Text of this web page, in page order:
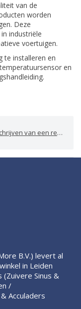
van de
worden
Deze
industriële
voertuigen.
te installeren en
en
van een review
B.V.) levert al
in Leiden
Sinus &
/
Acculaders